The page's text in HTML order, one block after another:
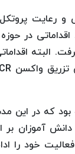
رعایت
در
البته
که در این
آموزان بر
خود را